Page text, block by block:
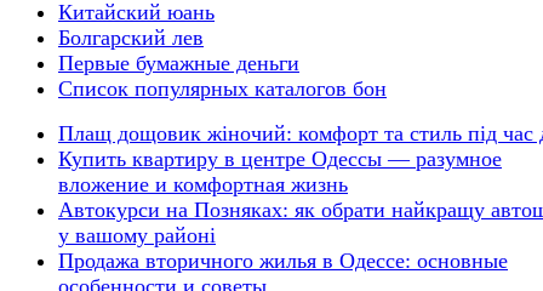
Китайский юань
Болгарский лев
Первые бумажные деньги
Список популярных каталогов бон
Плащ дощовик жіночий: комфорт та стиль під час
Купить квартиру в центре Одессы — разумное
вложение и комфортная жизнь
Автокурси на Позняках: як обрати найкращу
у вашому районі
Продажа вторичного жилья в Одессе: основные
особенности и советы